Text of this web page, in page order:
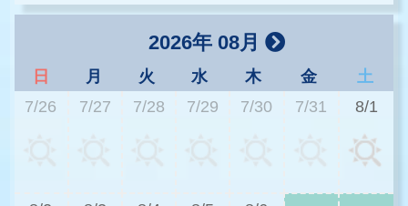
2026年 08月
日 月 火 水 木 金
土
7/26
7/27 7/28 7/29 7/30 7/31 8/1